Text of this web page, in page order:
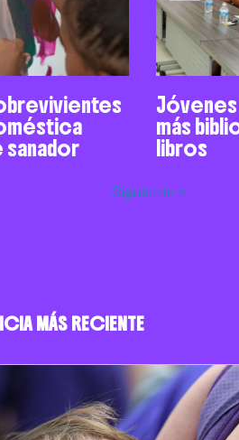
sanador
Jóvenes
más
libros
Siguiente »
MÁS RECIENTE